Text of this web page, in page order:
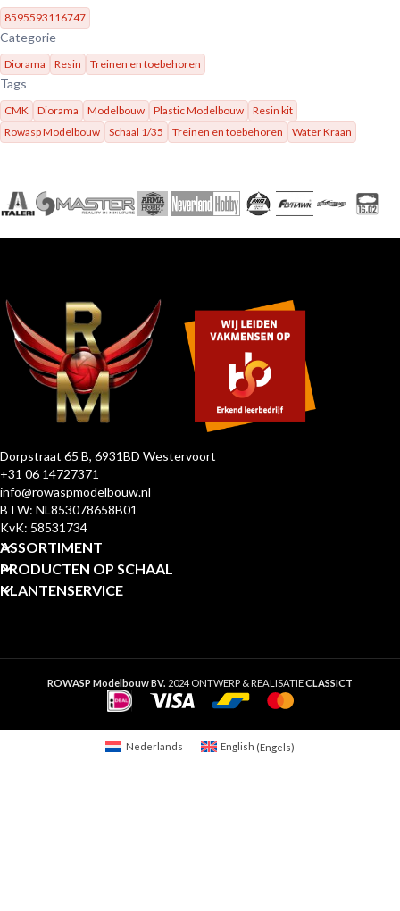
8595593116747
Categorie
Diorama Resin Treinen en toebehoren
Tags
CMK Diorama Modelbouw Plastic Modelbouw
Resin kit
Rowasp Modelbouw
Schaal 1/35 Treinen en toebehoren Water Kraan
Dorpstraat 65 B, 6931BD Westervoort
+31 06 14727371
info@rowaspmodelbouw.nl
BTW: NL853078658B01
KvK: 58531734
ASSORTIMENT
PRODUCTEN OP SCHAAL
KLANTENSERVICE
ROWASP Modelbouw BV. 2024 ONTWERP & REALISATIECLASSICT
Nederlands English (Engels)